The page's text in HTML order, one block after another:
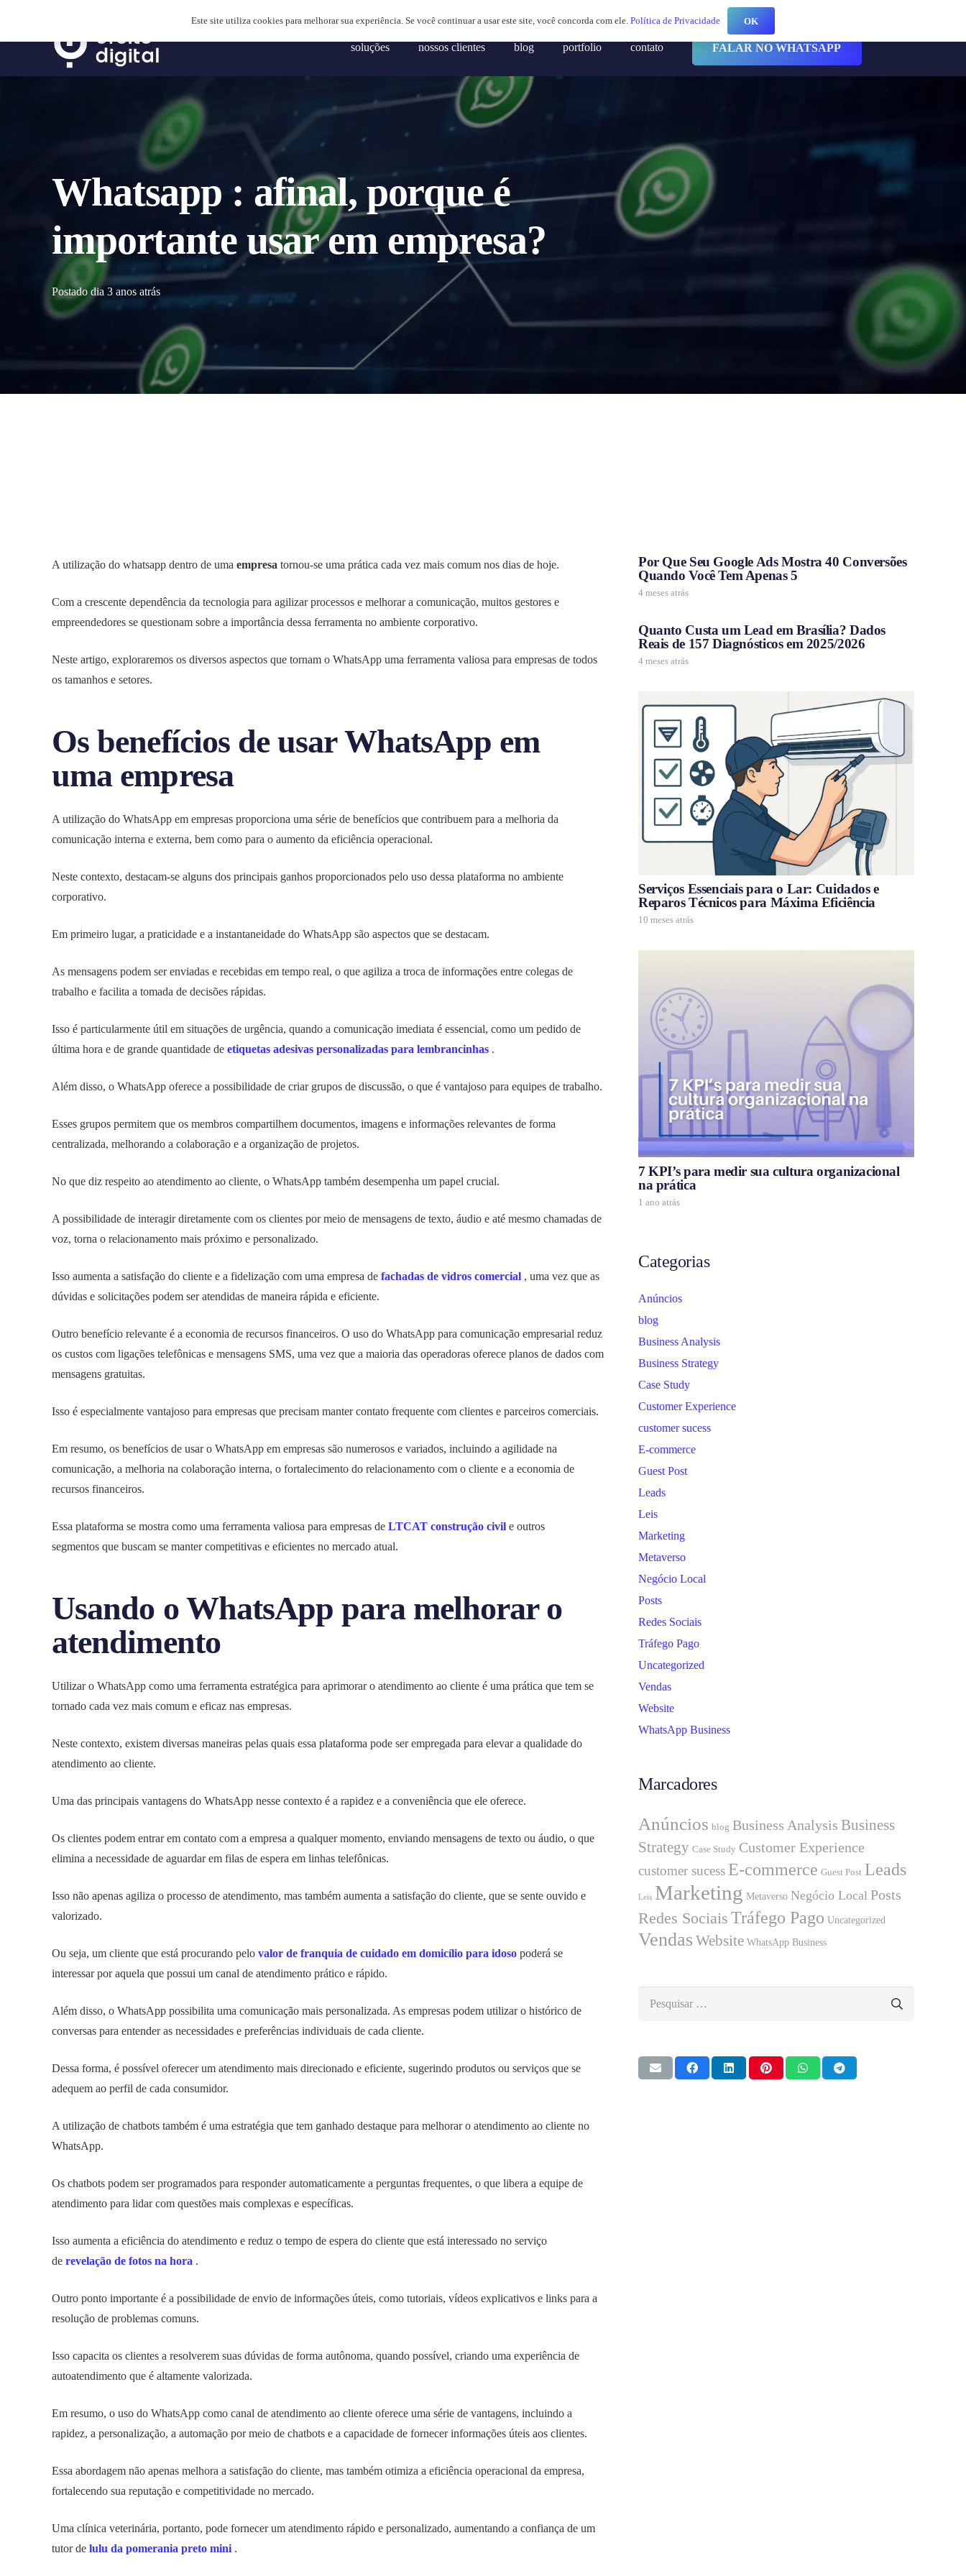
soluções nossos clientes blog portfolio contato FALAR NO WHATSAPP
Whatsapp : afinal, porque é
importante usar em empresa?
Postado dia 3 anos atrás
A utilização do whatsapp dentro de uma empresa tornou-se uma prática cada vez mais comum nos dias de hoje.
Com a crescente dependência da tecnologia para agilizar processos e melhorar a comunicação, muitos gestores e
empreendedores se questionam sobre a importância dessa ferramenta no ambiente corporativo.
Neste artigo, exploraremos os diversos aspectos que tornam o WhatsApp uma ferramenta valiosa para empresas de todos
os tamanhos e setores.
Os benefícios de usar WhatsApp em
uma empresa
A utilização do WhatsApp em empresas proporciona uma série de benefícios que contribuem para a melhoria da
comunicação interna e externa, bem como para o aumento da eficiência operacional.
Neste contexto, destacam-se alguns dos principais ganhos proporcionados pelo uso dessa plataforma no ambiente
corporativo.
Em primeiro lugar, a praticidade e a instantaneidade do WhatsApp são aspectos que se destacam.
As mensagens podem ser enviadas e recebidas em tempo real, o que agiliza a troca de informações entre colegas de
trabalho e facilita a tomada de decisões rápidas.
Isso é particularmente útil em situações de urgência, quando a comunicação imediata é essencial, como um pedido de
última hora e de grande quantidade de etiquetas adesivas personalizadas para lembrancinhas .
Além disso, o WhatsApp oferece a possibilidade de criar grupos de discussão, o que é vantajoso para equipes de trabalho.
Esses grupos permitem que os membros compartilhem documentos, imagens e informações relevantes de forma
centralizada, melhorando a colaboração e a organização de projetos.
No que diz respeito ao atendimento ao cliente, o WhatsApp também desempenha um papel crucial.
A possibilidade de interagir diretamente com os clientes por meio de mensagens de texto, áudio e até mesmo chamadas de
voz, torna o relacionamento mais próximo e personalizado.
Isso aumenta a satisfação do cliente e a fidelização com uma empresa de fachadas de vidros comercial , uma vez que as
dúvidas e solicitações podem ser atendidas de maneira rápida e eficiente.
Outro benefício relevante é a economia de recursos financeiros. O uso do WhatsApp para comunicação empresarial reduz
os custos com ligações telefônicas e mensagens SMS, uma vez que a maioria das operadoras oferece planos de dados com
mensagens gratuitas.
Isso é especialmente vantajoso para empresas que precisam manter contato frequente com clientes e parceiros comerciais.
Em resumo, os benefícios de usar o WhatsApp em empresas são numerosos e variados, incluindo a agilidade na
comunicação, a melhoria na colaboração interna, o fortalecimento do relacionamento com o cliente e a economia de
recursos financeiros.
Essa plataforma se mostra como uma ferramenta valiosa para empresas de LTCAT construção civil e outros
segmentos que buscam se manter competitivas e eficientes no mercado atual.
Usando o WhatsApp para melhorar o
atendimento
Utilizar o WhatsApp como uma ferramenta estratégica para aprimorar o atendimento ao cliente é uma prática que tem se
tornado cada vez mais comum e eficaz nas empresas.
Neste contexto, existem diversas maneiras pelas quais essa plataforma pode ser empregada para elevar a qualidade do
atendimento ao cliente.
Uma das principais vantagens do WhatsApp nesse contexto é a rapidez e a conveniência que ele oferece.
Os clientes podem entrar em contato com a empresa a qualquer momento, enviando mensagens de texto ou áudio, o que
elimina a necessidade de aguardar em filas de espera em linhas telefônicas.
Isso não apenas agiliza o processo de atendimento, mas também aumenta a satisfação do cliente, que se sente ouvido e
valorizado.
Ou seja, um cliente que está procurando pelo valor de franquia de cuidado em domicílio para idoso poderá se
interessar por aquela que possui um canal de atendimento prático e rápido.
Além disso, o WhatsApp possibilita uma comunicação mais personalizada. As empresas podem utilizar o histórico de
conversas para entender as necessidades e preferências individuais de cada cliente.
Dessa forma, é possível oferecer um atendimento mais direcionado e eficiente, sugerindo produtos ou serviços que se
adequem ao perfil de cada consumidor.
A utilização de chatbots também é uma estratégia que tem ganhado destaque para melhorar o atendimento ao cliente no
WhatsApp.
Os chatbots podem ser programados para responder automaticamente a perguntas frequentes, o que libera a equipe de
atendimento para lidar com questões mais complexas e específicas.
Isso aumenta a eficiência do atendimento e reduz o tempo de espera do cliente que está interessado no serviço
de revelação de fotos na hora .
Outro ponto importante é a possibilidade de envio de informações úteis, como tutoriais, vídeos explicativos e links para a
resolução de problemas comuns.
Isso capacita os clientes a resolverem suas dúvidas de forma autônoma, quando possível, criando uma experiência de
autoatendimento que é altamente valorizada.
Em resumo, o uso do WhatsApp como canal de atendimento ao cliente oferece uma série de vantagens, incluindo a
rapidez, a personalização, a automação por meio de chatbots e a capacidade de fornecer informações úteis aos clientes.
Essa abordagem não apenas melhora a satisfação do cliente, mas também otimiza a eficiência operacional da empresa,
fortalecendo sua reputação e competitividade no mercado.
Uma clínica veterinária, portanto, pode fornecer um atendimento rápido e personalizado, aumentando a confiança de um
tutor de lulu da pomerania preto mini .
Por Que Seu Google Ads Mostra 40 Conversões
Quando Você Tem Apenas 5
4 meses atrás
Quanto Custa um Lead em Brasília? Dados
Reais de 157 Diagnósticos em 2025/2026
4 meses atrás
Serviços Essenciais para o Lar: Cuidados e
Reparos Técnicos para Máxima Eficiência
10 meses atrás
7 KPI’s para medir sua cultura organizacional
na prática
1 ano atrás
Categorias
Anúncios
blog
Business Analysis
Business Strategy
Case Study
Customer Experience
customer sucess
E-commerce
Guest Post
Leads
Leis
Marketing
Metaverso
Negócio Local
Posts
Redes Sociais
Tráfego Pago
Uncategorized
Vendas
Website
WhatsApp Business
Marcadores
Anúncios blog Business Analysis Business
Strategy Case Study Customer Experience
customer sucess E-commerce Guest Post Leads
Leis Marketing Metaverso Negócio Local Posts
Redes Sociais Tráfego Pago Uncategorized
Vendas Website WhatsApp Business
Este site utiliza cookies para melhorar sua experiência. Se você continuar a usar este site, você concorda com ele. Política de Privacidade OK